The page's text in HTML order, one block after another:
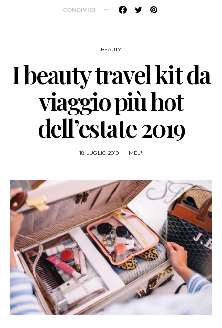
CONDIVIDI
BEAUTY
I beauty travel kit da
viaggio più hot
dell’estate 2019
18 LUGLIO 2019 MEL*